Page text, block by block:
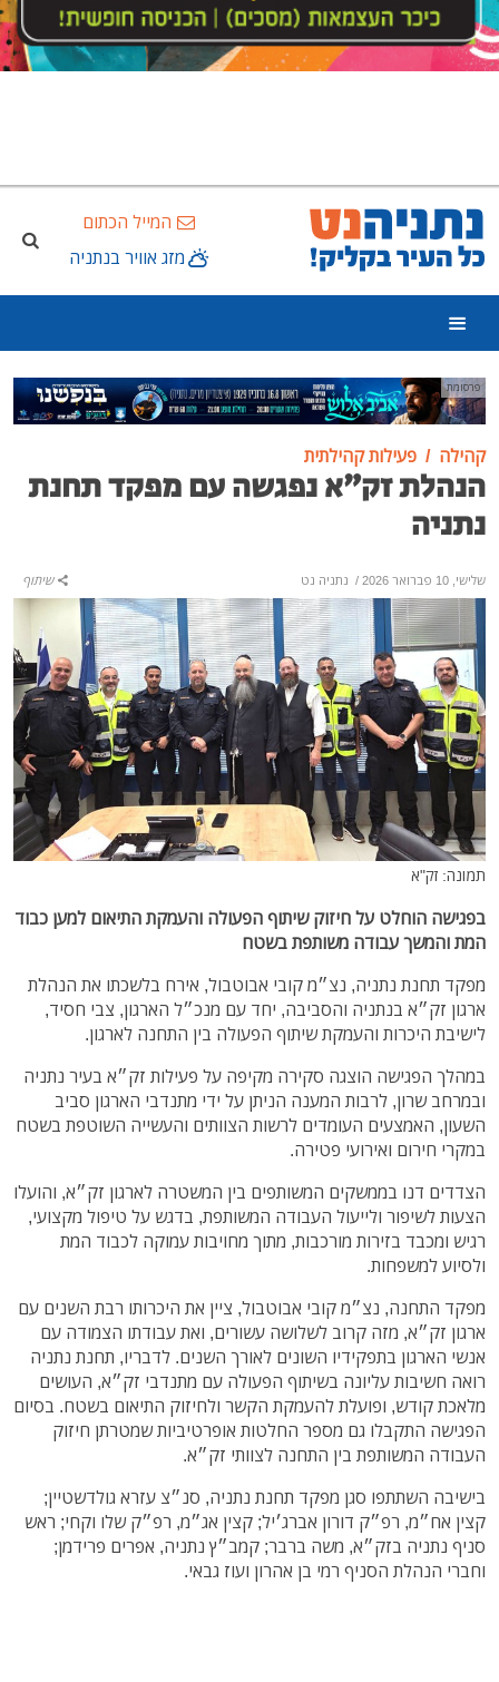
המייל הכתום
מזג אוויר בנתניה
פרסומת
קהילה פעילות קהילתית
הנהלת זק״א נפגשה עם מפקד תחנת
נתניה
שלישי, 10 פברואר 2026 / נתניה נט שיתוף
תמונה: זק"א
בפגישה הוחלט על חיזוק שיתוף הפעולה והעמקת התיאום למען כבוד
המת והמשך עבודה משותפת בשטח
מפקד תחנת נתניה, נצ״מ קובי אבוטבול, אירח בלשכתו את הנהלת
ארגון זק״א בנתניה והסביבה, יחד עם מנכ״ל הארגון, צבי חסיד,
לישיבת היכרות והעמקת שיתוף הפעולה בין התחנה לארגון.
במהלך הפגישה הוצגה סקירה מקיפה על פעילות זק״א בעיר נתניה
ובמרחב שרון, לרבות המענה הניתן על ידי מתנדבי הארגון סביב
השעון, האמצעים העומדים לרשות הצוותים והעשייה השוטפת בשטח
במקרי חירום ואירועי פטירה.
הצדדים דנו בממשקים המשותפים בין המשטרה לארגון זק״א, והועלו
הצעות לשיפור ולייעול העבודה המשותפת, בדגש על טיפול מקצועי,
רגיש ומכבד בזירות מורכבות, מתוך מחויבות עמוקה לכבוד המת
ולסיוע למשפחות.
מפקד התחנה, נצ״מ קובי אבוטבול, ציין את היכרותו רבת השנים עם
ארגון זק״א, מזה קרוב לשלושה עשורים, ואת עבודתו הצמודה עם
אנשי הארגון בתפקידיו השונים לאורך השנים. לדבריו, תחנת נתניה
רואה חשיבות עליונה בשיתוף הפעולה עם מתנדבי זק״א, העושים
מלאכת קודש, ופועלת להעמקת הקשר ולחיזוק התיאום בשטח. בסיום
הפגישה התקבלו גם מספר החלטות אופרטיביות שמטרתן חיזוק
העבודה המשותפת בין התחנה לצוותי זק״א.
בישיבה השתתפו סגן מפקד תחנת נתניה, סנ״צ עזרא גולדשטיין;
קצין אח״מ, רפ״ק דורון אברג׳יל; קצין אג״מ, רפ״ק שלו וקחי; ראש
סניף נתניה בזק״א, משה ברבר; קמב״ץ נתניה, אפרים פרידמן;
וחברי הנהלת הסניף רמי בן אהרון ועוז גבאי.